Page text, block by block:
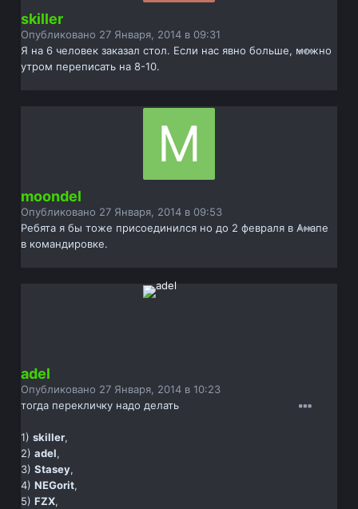
skiller
Опубликовано 27 Января, 2014 в 09:31
Я на 6 человек заказал стол. Если нас явно больше, можно
утром переписать на 8-10.
moondel
Опубликовано 27 Января, 2014 в 09:53
Ребята я бы тоже присоединился но до 2 февраля в Анапе
в командировке.
adel
Опубликовано 27 Января, 2014 в 10:23
тогда перекличку надо делать
1)skiller,
2)adel,
3)Stasey,
4)NEGorit,
5)FZX,